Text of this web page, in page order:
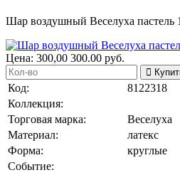
Шар воздушный Веселуха
Цена: 300,00 300.00 руб.
Код:
8122318
Коллекция:
Торговая марка:
Веселуха
Материал:
латекс
Форма:
круглые
Событие: